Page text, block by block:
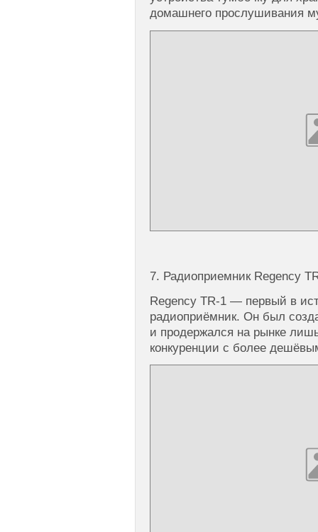
домашнего прослушивания
7. Радиоприемник Regency
Regency TR-1 — первый в
радиоприёмник. Он был
и продержался на рынке
конкуренции с более